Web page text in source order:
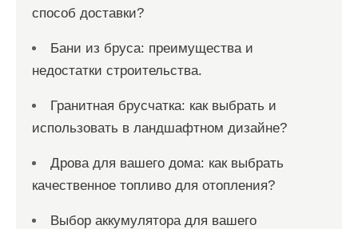
способ доставки?
Бани из бруса: преимущества и
недостатки строительства.
Гранитная брусчатка: как выбрать и
использовать в ландшафтном дизайне?
Дрова для вашего дома: как выбрать
качественное топливо для отопления?
Выбор аккумулятора для вашего